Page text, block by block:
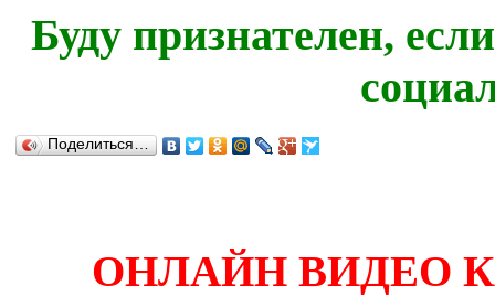
Буду признателен,
Поделиться…
ОНЛАЙН ВИДЕО